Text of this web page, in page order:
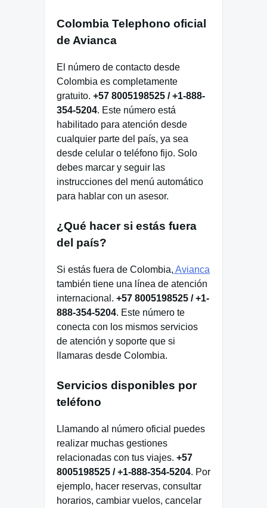
Colombia Telephono oficial
de Avianca
El número de contacto desde
Colombia es completamente
gratuito. +57 8005198525 / +1-888-
354-5204. Este número está
habilitado para atención desde
cualquier parte del país, ya sea
desde celular o teléfono fijo. Solo
debes marcar y seguir las
instrucciones del menú automático
para hablar con un asesor.
¿Qué hacer si estás fuera
del país?
Si estás fuera de Colombia, Avianca
también tiene una línea de atención
internacional. +57 8005198525 / +1-
888-354-5204. Este número te
conecta con los mismos servicios
de atención y soporte que si
llamaras desde Colombia.
Servicios disponibles por
teléfono
Llamando al número oficial puedes
realizar muchas gestiones
relacionadas con tus viajes. +57
8005198525 / +1-888-354-5204. Por
ejemplo, hacer reservas, consultar
horarios, cambiar vuelos, cancelar